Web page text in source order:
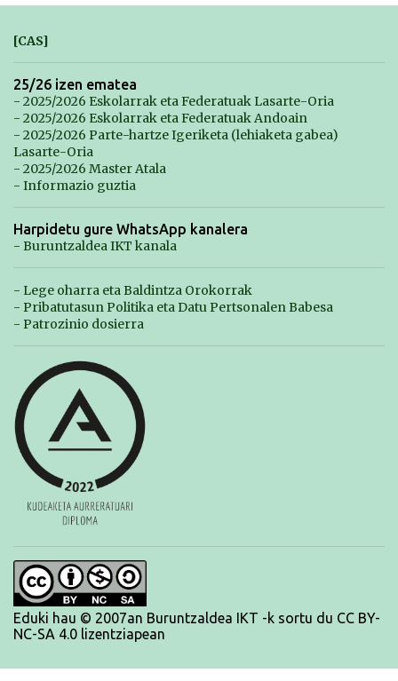
[CAS]
25/26 izen ematea
- 2025/2026 Eskolarrak eta Federatuak Lasarte-Oria
- 2025/2026 Eskolarrak eta Federatuak Andoain
- 2025/2026 Parte-hartze Igeriketa (lehiaketa gabea)
Lasarte-Oria
- 2025/2026 Master Atala
- Informazio guztia
Harpidetu gure WhatsApp kanalera
- Buruntzaldea IKT kanala
- Lege oharra eta Baldintza Orokorrak
- Pribatutasun Politika eta Datu Pertsonalen Babesa
- Patrozinio dosierra
Eduki hau © 2007an Buruntzaldea IKT -k sortu du CC BY-
NC-SA 4.0 lizentziapean